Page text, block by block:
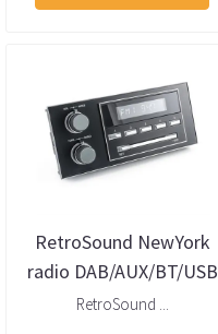
RetroSound NewYork
radio DAB/AUX/BT/USB
GM (1982 - 1991)
RetroSound ...